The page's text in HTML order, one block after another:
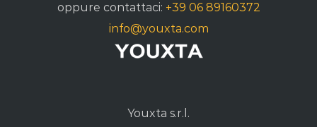
oppure contattaci: +39 06 89160372
info@youxta.com
Youxta s.r.l.